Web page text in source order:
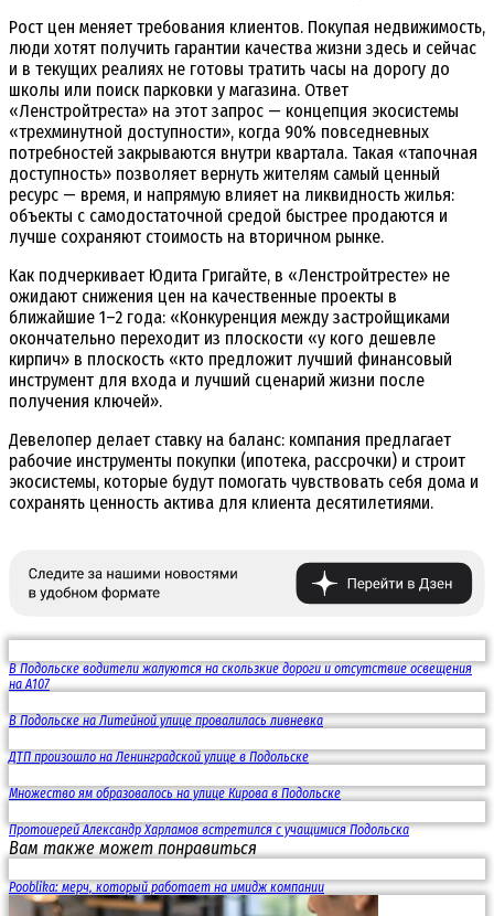
Рост цен меняет требования клиентов. Покупая недвижимость,
люди хотят получить гарантии качества жизни здесь и сейчас
и в текущих реалиях не готовы тратить часы на дорогу до
школы или поиск парковки у магазина. Ответ
«Ленстройтреста» на этот запрос — концепция экосистемы
«трехминутной доступности», когда 90% повседневных
потребностей закрываются внутри квартала. Такая «тапочная
доступность» позволяет вернуть жителям самый ценный
ресурс — время, и напрямую влияет на ликвидность жилья:
объекты с самодостаточной средой быстрее продаются и
лучше сохраняют стоимость на вторичном рынке.
Как подчеркивает Юдита Григайте, в «Ленстройтресте» не
ожидают снижения цен на качественные проекты в
ближайшие 1–2 года: «Конкуренция между застройщиками
окончательно переходит из плоскости «у кого дешевле
кирпич» в плоскость «кто предложит лучший финансовый
инструмент для входа и лучший сценарий жизни после
получения ключей».
Девелопер делает ставку на баланс: компания предлагает
рабочие инструменты покупки (ипотека, рассрочки) и строит
экосистемы, которые будут помогать чувствовать себя дома и
сохранять ценность актива для клиента десятилетиями.
В Подольске водители жалуются на скользкие дороги и отсутствие освещения
на А107
В Подольске на Литейной улице провалилась ливневка
ДТП произошло на Ленинградской улице в Подольске
Множество ям образовалось на улице Кирова в Подольске
Протоиерей Александр Харламов встретился с учащимися Подольска
Вам также может понравиться
Pooblika: мерч, который работает на имидж компании